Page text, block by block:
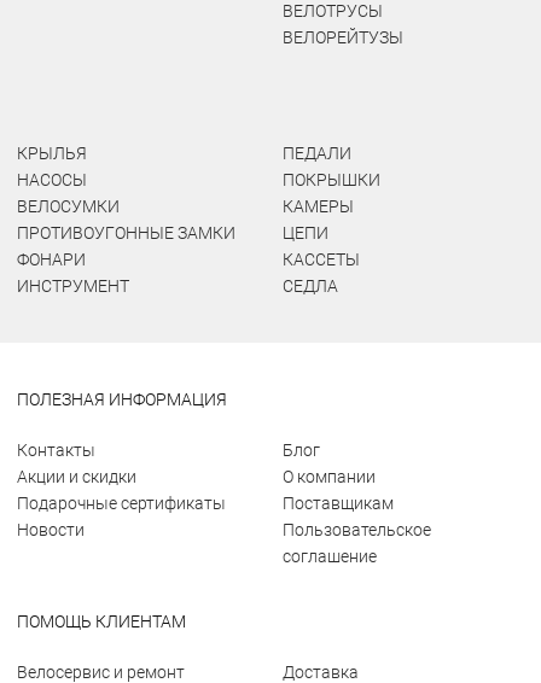
ВЕЛОТРУСЫ
ВЕЛОРЕЙТУЗЫ
КРЫЛЬЯ
НАСОСЫ
ВЕЛОСУМКИ
ПРОТИВОУГОННЫЕ ЗАМКИ
ФОНАРИ
ИНСТРУМЕНТ
ПЕДАЛИ
ПОКРЫШКИ
КАМЕРЫ
ЦЕПИ
КАССЕТЫ
СЕДЛА
ПОЛЕЗНАЯ ИНФОРМАЦИЯ
Контакты
Акции и скидки
Подарочные сертификаты
Новости
Блог
О компании
Поставщикам
Пользовательское
соглашение
ПОМОЩЬ КЛИЕНТАМ
Велосервис и ремонт
Доставка